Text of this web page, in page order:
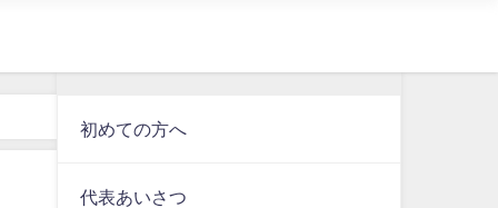
初めての方へ
代表あいさつ